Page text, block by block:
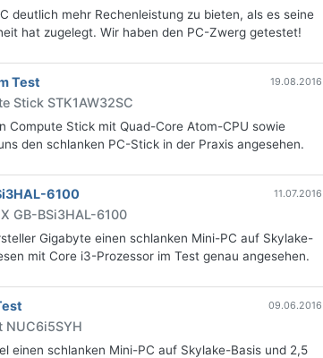
deutlich mehr Rechenleistung zu bieten, als es seine
hat zugelegt. Wir haben den PC-Zwerg getestet!
19.08.2016
Test
Stick STK1AW32SC
Compute Stick mit Quad-Core Atom-CPU sowie
den schlanken PC-Stick in der Praxis angesehen.
11.07.2016
6100
GB-BSi3HAL-6100
Gigabyte einen schlanken Mini-PC auf Skylake-
mit Core i3-Prozessor im Test genau angesehen.
09.06.2016
NUC6i5SYH
einen schlanken Mini-PC auf Skylake-Basis und 2,5